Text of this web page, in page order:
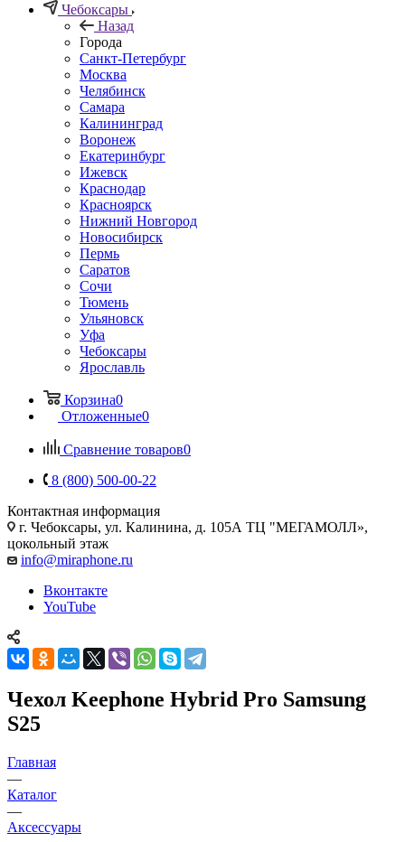
Чебоксары
Назад
Города
Санкт-Петербург
Москва
Челябинск
Самара
Калининград
Воронеж
Екатеринбург
Ижевск
Краснодар
Красноярск
Нижний Новгород
Новосибирск
Пермь
Саратов
Сочи
Тюмень
Ульяновск
Уфа
Чебоксары
Ярославль
Корзина0
Отложенные0
Сравнение товаров0
8 (800) 500-00-22
Контактная информация
г. Чебоксары, ул. Калинина, д. 105А ТЦ "МЕГАМОЛЛ»,
цокольный этаж
info@miraphone.ru
Вконтакте
YouTube
Чехол Keephone Hybrid Pro Samsung
S25
Главная
—
Каталог
—
Аксессуары